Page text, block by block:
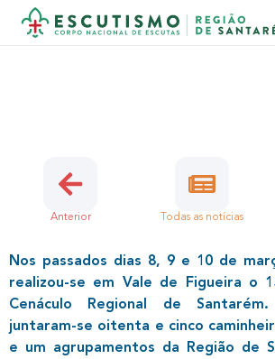
Anterior Todas as notícias
Nos passados dias 8, 9 e 10 de
realizou-se em Vale de Figueira o
Cenáculo Regional de
juntaram-se oitenta e cinco
e um agrupamentos da Região de